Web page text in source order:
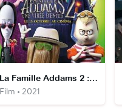
La Famille Addams 2 : Une Virée d'enfer
• 2021